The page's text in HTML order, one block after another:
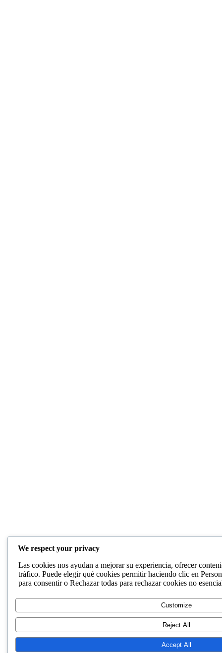
We respect your privacy
Las cookies nos ayudan a mejorar su experiencia, ofrecer
tráfico. Puede elegir qué cookies permitir haciendo clic en
para consentir o Rechazar todas para rechazar cookies no
Customize
Reject All
Accept All